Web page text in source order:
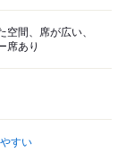
間、席が広い、
席あり
すい